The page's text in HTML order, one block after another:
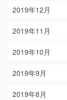
2019年12月
2019年11月
2019年10月
2019年9月
2019年8月